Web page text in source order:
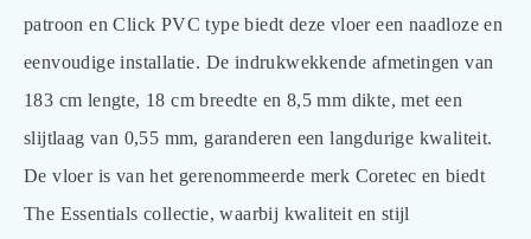
patroon en Click PVC type biedt deze vloer een naadloze en
eenvoudige installatie. De indrukwekkende afmetingen van
183 cm lengte, 18 cm breedte en 8,5 mm dikte, met een
slijtlaag van 0,55 mm, garanderen een langdurige kwaliteit.
De vloer is van het gerenommeerde merk Coretec en biedt
The Essentials collectie, waarbij kwaliteit en stijl